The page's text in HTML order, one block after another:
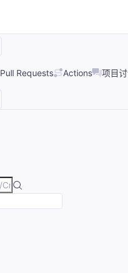
Pull Requests Actions 项目